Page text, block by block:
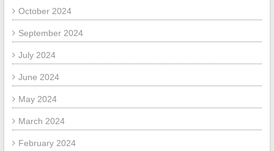
October 2024
September 2024
July 2024
June 2024
May 2024
March 2024
February 2024